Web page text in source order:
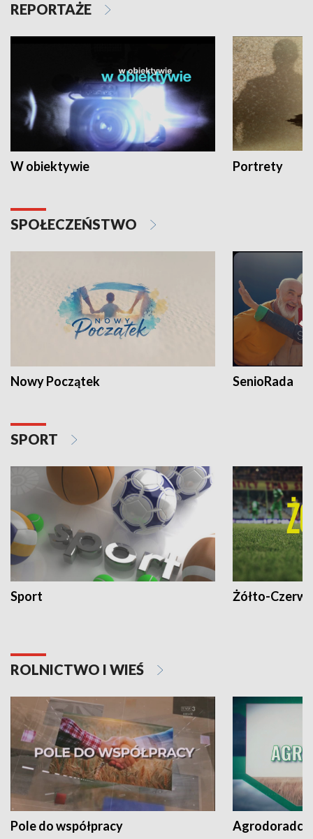
REPORTAŻE
W obiektywie Portrety
SPOŁECZEŃSTWO
Nowy Początek SenioRada
SPORT
Sport Żółto-
ROLNICTWO I WIEŚ
Pole do współpracy Agrodoradcy